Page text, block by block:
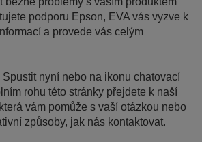
podporu Epson, EVA vás vyzve k
a provede vás celým
nyní nebo na ikonu chatovací
rohu této stránky přejdete k naší
vám pomůže s vaší otázkou nebo
způsoby, jak nás kontaktovat.